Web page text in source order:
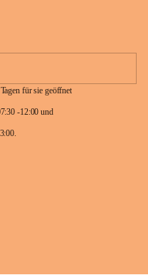
für sie geöffnet
Telefonisch erreichen Sie uns: Mo - Do von 07:30 -12:00 und